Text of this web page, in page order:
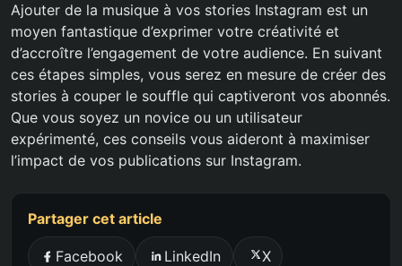
Ajouter de la musique à vos stories Instagram est un
moyen fantastique d’exprimer votre créativité et
d’accroître l’engagement de votre audience. En suivant
ces étapes simples, vous serez en mesure de créer des
stories à couper le souffle qui captiveront vos abonnés.
Que vous soyez un novice ou un utilisateur
expérimenté, ces conseils vous aideront à maximiser
l’impact de vos publications sur Instagram.
Partager cet article
Facebook LinkedIn X